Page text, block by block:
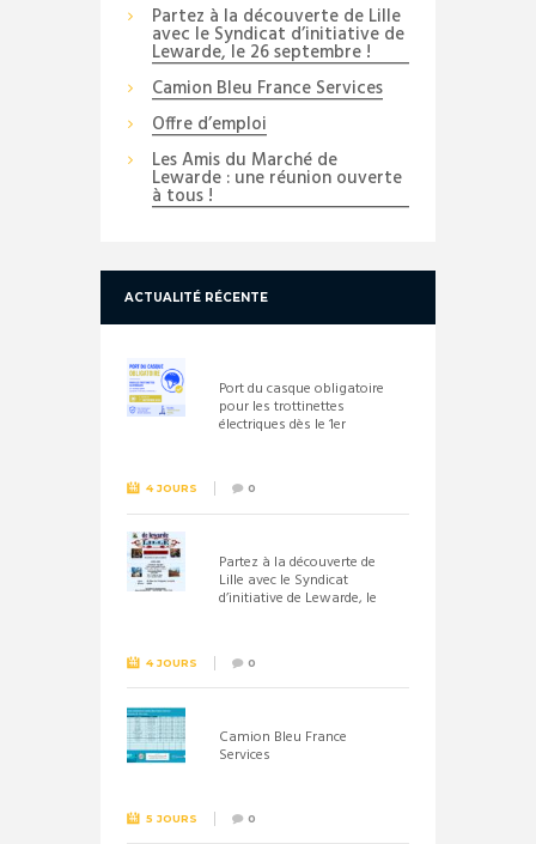
Partez à la découverte de Lille
avec le Syndicat d’initiative de
Lewarde, le 26 septembre !
Camion Bleu France Services
Offre d’emploi
Les Amis du Marché de
Lewarde : une réunion ouverte
à tous !
ACTUALITÉ RÉCENTE
Port du casque obligatoire
pour les trottinettes
électriques dès le 1er
4 JOURS 0
Partez à la découverte de
Lille avec le Syndicat
d’initiative de Lewarde, le
4 JOURS 0
Camion Bleu France
Services
5 JOURS 0